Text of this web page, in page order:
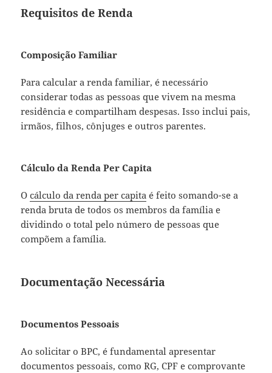
Requisitos de Renda
Composição Familiar
Para calcular a renda familiar, é necessário
considerar todas as pessoas que vivem na mesma
residência e compartilham despesas. Isso inclui pais,
irmãos, filhos, cônjuges e outros parentes.
Cálculo da Renda Per Capita
Ocálculo da renda per capita é feito somando-se a
renda bruta de todos os membros da família e
dividindo o total pelo número de pessoas que
compõem a família.
Documentação Necessária
Documentos Pessoais
Ao solicitar o BPC, é fundamental apresentar
documentos pessoais, como RG, CPF e comprovante